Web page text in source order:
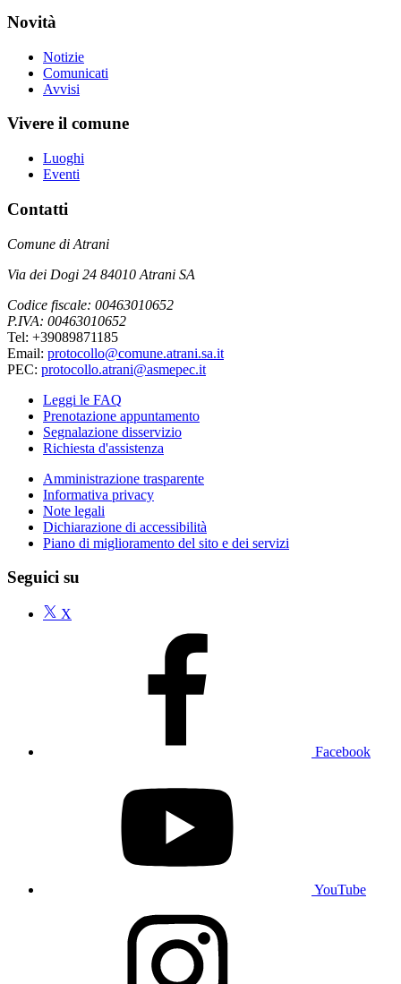
Novità
Notizie
Comunicati
Avvisi
Vivere il comune
Luoghi
Eventi
Contatti
Comune di Atrani
Via dei Dogi 24 84010 Atrani SA
Codice fiscale: 00463010652
P.IVA: 00463010652
Tel: +39089871185
Email: protocollo@comune.atrani.sa.it
PEC: protocollo.atrani@asmepec.it
Leggi le FAQ
Prenotazione appuntamento
Segnalazione disservizio
Richiesta d'assistenza
Amministrazione trasparente
Informativa privacy
Note legali
Dichiarazione di accessibilità
Piano di miglioramento del sito e dei servizi
Seguici su
X
Facebook
YouTube